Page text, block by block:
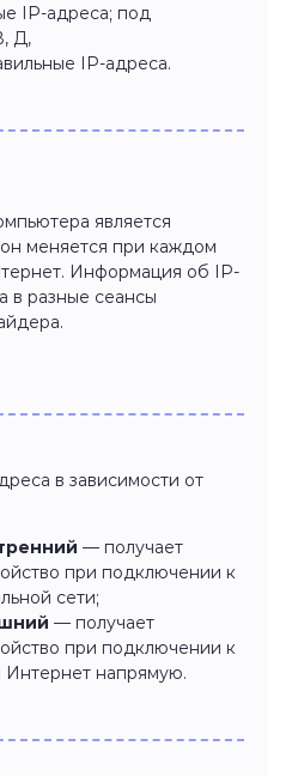
IP-адреса; под
Д,
IP-адреса.
является
меняется при каждом
Информация об IP-
в разные сеансы
в зависимости от
— получает
при подключении к
сети;
— получает
при подключении к
Интернет напрямую.